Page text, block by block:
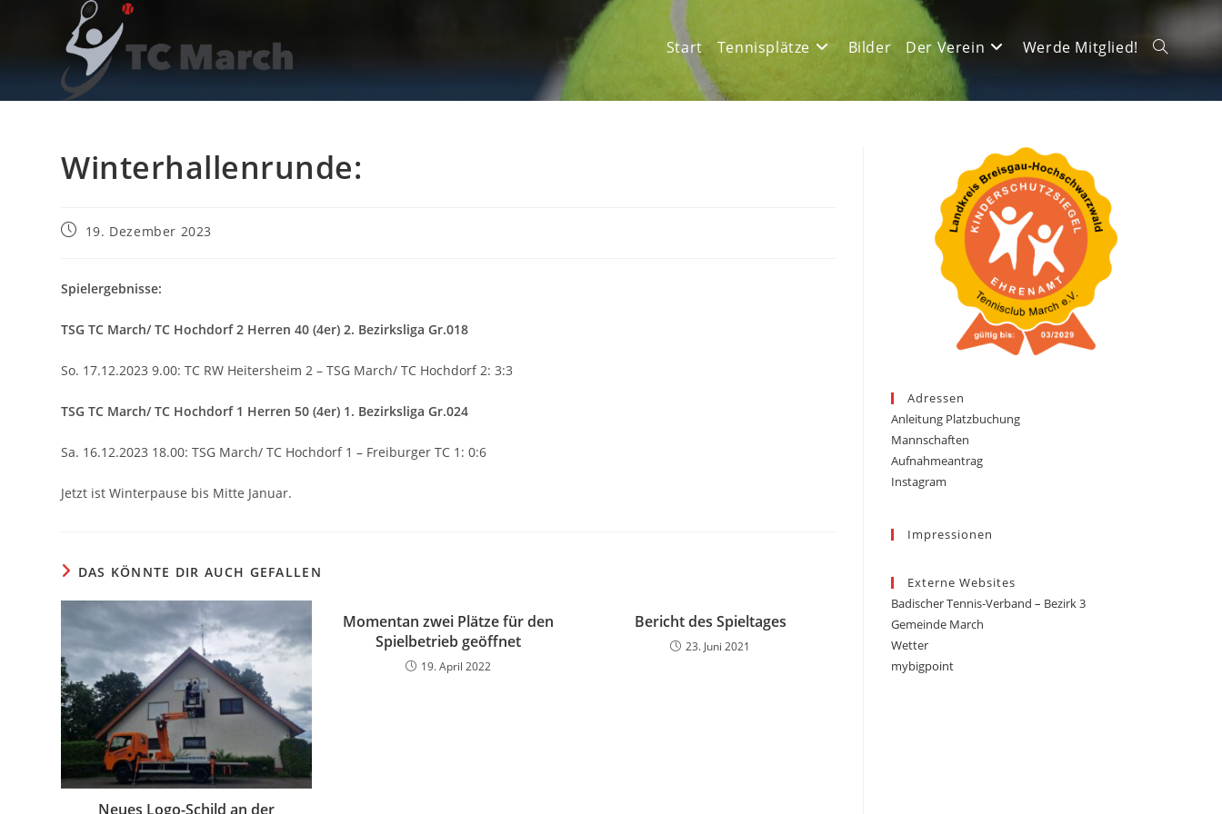
Start Tennisplätze Bilder Der Verein Werde Mitglied! Website-
Winterhallenrunde:
Beitrag19. Dezember 2023
Spielergebnisse:
TSG TC March/ TC Hochdorf 2 Herren 40 (4er) 2. Bezirksliga Gr.018
So. 17.12.2023 9.00: TC RW Heitersheim 2 – TSG March/ TC Hochdorf 2: 3:3
TSG TC March/ TC Hochdorf 1 Herren 50 (4er) 1. Bezirksliga Gr.024
Sa. 16.12.2023 18.00: TSG March/ TC Hochdorf 1 – Freiburger TC 1: 0:6
Jetzt ist Winterpause bis Mitte Januar.
DAS KÖNNTE DIR AUCH GEFALLEN
Neues Logo-Schild an der
Momentan zwei Plätze für den
Spielbetrieb geöffnet
19. April 2022
Bericht des Spieltages
23. Juni 2021
Adressen
Anleitung Platzbuchung
Mannschaften
Aufnahmeantrag
Instagram
Impressionen
Externe Websites
Badischer Tennis-Verband – Bezirk 3
Gemeinde March
Wetter
mybigpoint